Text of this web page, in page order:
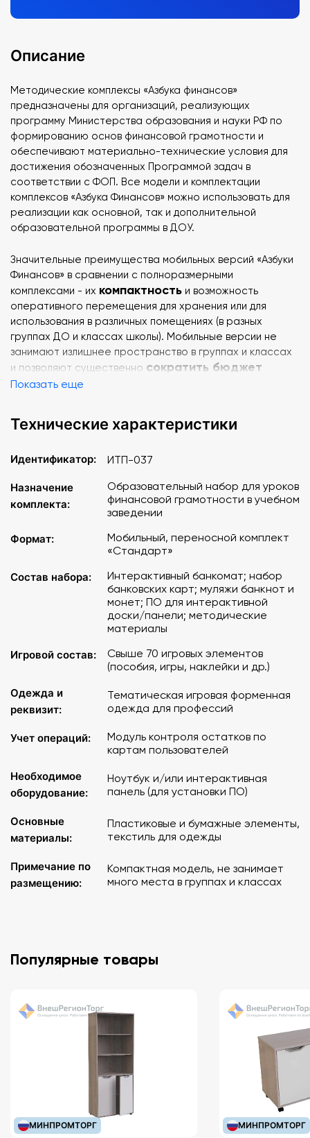
Описание
Методические комплексы «Азбука финансов»
предназначены для организаций, реализующих
программу Министерства образования и науки РФ по
формированию основ финансовой грамотности и
обеспечивают материально-технические условия для
достижения обозначенных Программой задач в
соответствии с ФОП. Все модели и комплектации
комплексов «Азбука Финансов» можно использовать для
реализации как основной, так и дополнительной
образовательной программы в ДОУ.
Значительные преимущества мобильных версий «Азбуки
Финансов» в сравнении с полноразмерными
комплексами - их компактность и возможность
оперативного перемещения для хранения или для
использования в различных помещениях (в разных
группах ДО и классах школы). Мобильные версии не
занимают излишнее пространство в группах и классах
и позволяют существенно сократить бюджет
оснащения образовательной организации
Особенность мобильных версий – необходимость
установки программного обеспечения потребуется
можно использовать уже имеющееся оборудование или
приобрести оборудование со скидкой, в дополнение к
мобильным версиям «Азбуки Финансов».
Особенности комплектации «Стандарт»
Интерактивный банкомат
Банковские карты, муляжи банкнот и монет Банка РФ
Программное обеспечение для использования на
интерактивной доске или панели
Методические материалы для педагогов и примеры
рабочих тетрадей
мотивационные наклейки и др.)
Тематическая игровая форменная одежда людей
Рабочие тетради для различных возрастных групп
Учет остатков по картам "пользователей"
Показать еще
Технические характеристики
Идентификатор: ИТП-037
Назначение
комплекта:
Образовательный набор для уроков
финансовой грамотности в учебном
заведении
Формат:
Мобильный, переносной комплект
«Стандарт»
Состав набора:
Интерактивный банкомат; набор
банковских карт; муляжи банкнот и
монет; ПО для интерактивной
доски/панели; методические
материалы
Игровой состав:
Свыше 70 игровых элементов
(пособия, игры, наклейки и др.)
Одежда и
реквизит:
Тематическая игровая форменная
одежда для профессий
Учет операций:
Модуль контроля остатков по
картам пользователей
Необходимое
оборудование:
Ноутбук и/или интерактивная
панель (для установки ПО)
Основные
материалы:
Пластиковые и бумажные элементы,
текстиль для одежды
Примечание по
размещению:
Компактная модель, не занимает
много места в группах и классах
Популярные товары
МИНПРОМТОРГ МИНПРОМТОРГ